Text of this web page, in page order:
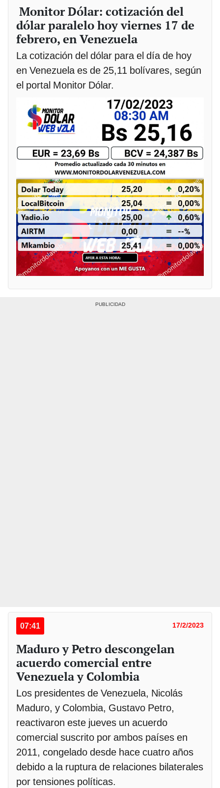
Monitor Dólar: cotización del
dólar paralelo hoy viernes 17 de
febrero, en Venezuela
La cotización del dólar para el día de hoy
en Venezuela es de 25,11 bolívares, según
el portal Monitor Dólar.
07:41 17/2/2023
Maduro y Petro descongelan
acuerdo comercial entre
Venezuela y Colombia
Los presidentes de Venezuela, Nicolás
Maduro, y Colombia, Gustavo Petro,
reactivaron este jueves un acuerdo
comercial suscrito por ambos países en
2011, congelado desde hace cuatro años
debido a la ruptura de relaciones bilaterales
por tensiones políticas.